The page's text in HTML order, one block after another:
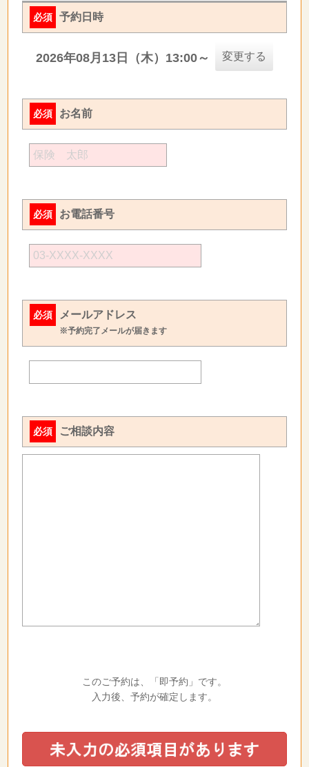
必須 予約日時
2026年08月13日（木）13:00～ 変更する
必須 お名前
必須 お電話番号
必須 メールアドレス
※予約完了メールが届きます
必須 ご相談内容
このご予約は、「即予約」です。
入力後、予約が確定します。